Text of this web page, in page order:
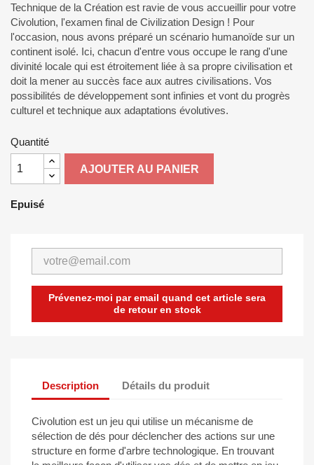
Technique de la Création est ravie de vous accueillir pour votre
Civolution, l'examen final de Civilization Design ! Pour
l'occasion, nous avons préparé un scénario humanoïde sur un
continent isolé. Ici, chacun d'entre vous occupe le rang d'une
divinité locale qui est étroitement liée à sa propre civilisation et
doit la mener au succès face aux autres civilisations. Vos
possibilités de développement sont infinies et vont du progrès
culturel et technique aux adaptations évolutives.
Quantité
AJOUTER AU PANIER
Epuisé
Prévenez-moi par email quand cet article sera
de retour en stock
Description Détails du produit
Civolution est un jeu qui utilise un mécanisme de
sélection de dés pour déclencher des actions sur une
structure en forme d'arbre technologique. En trouvant